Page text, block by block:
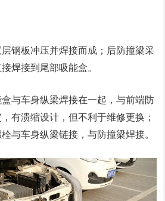
层钢板冲压并焊接而成；后防撞梁采
焊接到尾部吸能盒。
盒与车身纵梁焊接在一起，与前端防
有溃缩设计，但不利于维修更换；
与车身纵梁链接，与防撞梁焊接。